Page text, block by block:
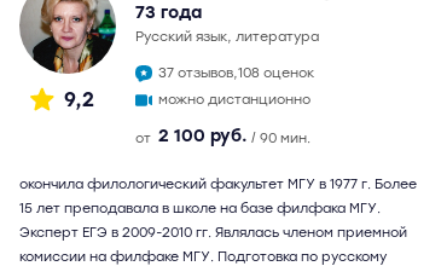
9,2
73 года
русский язык, литература
37 отзывов,108 оценок
можно дистанционно
от 2 100 руб. / 90 мин.
окончила филологический факультет МГУ в 1977 г. Более
15 лет преподавала в школе на базе филфака МГУ.
Эксперт ЕГЭ в 2009-2010 гг. Являлась членом приемной
комиссии на филфаке МГУ. Подготовка по русскому